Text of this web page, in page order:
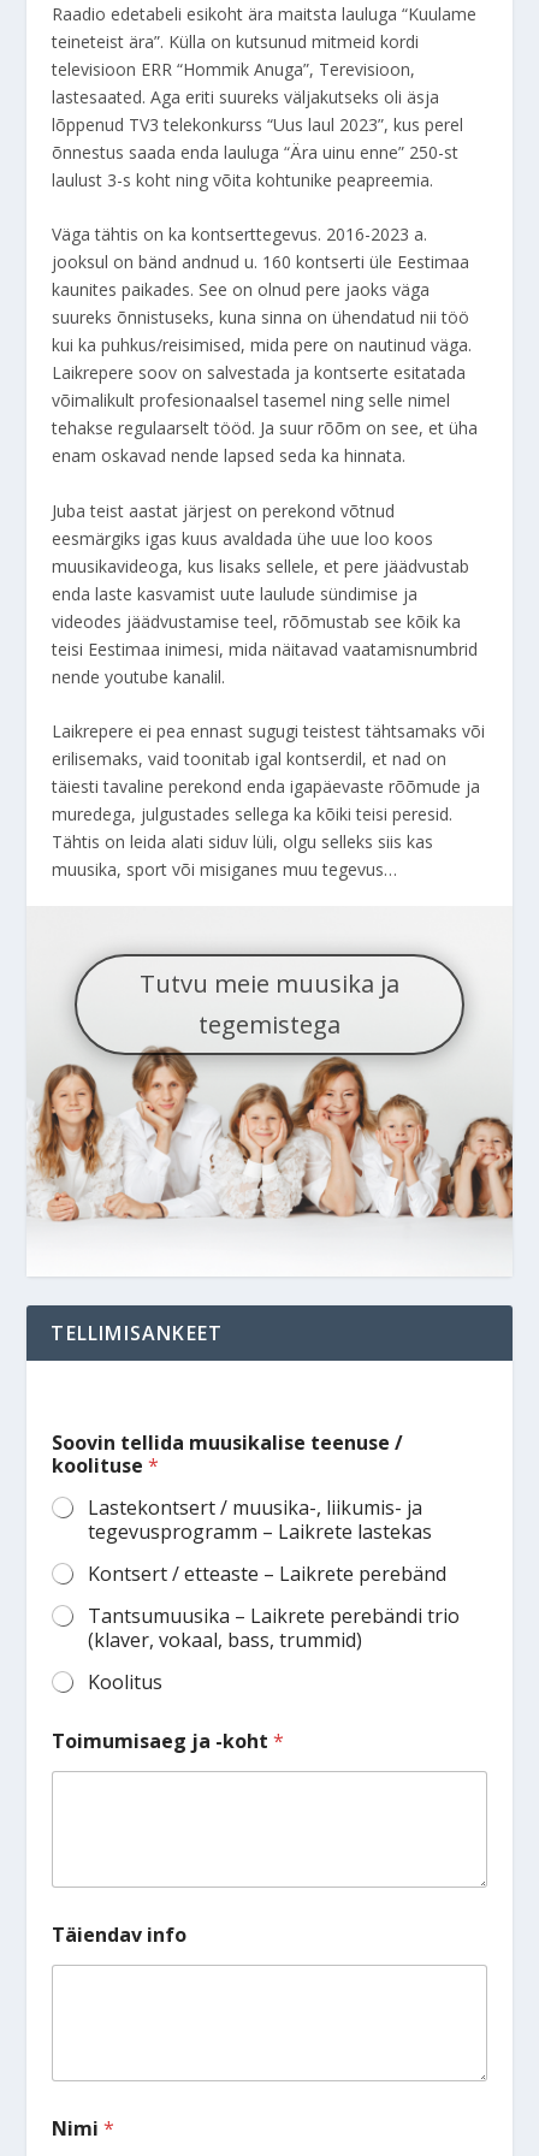
Raadio edetabeli esikoht ära maitsta lauluga “Kuulame
teineteist ära”. Külla on kutsunud mitmeid kordi
televisioon ERR “Hommik Anuga”, Terevisioon,
lastesaated. Aga eriti suureks väljakutseks oli äsja
lõppenud TV3 telekonkurss “Uus laul 2023”, kus perel
õnnestus saada enda lauluga “Ära uinu enne” 250-st
laulust 3-s koht ning võita kohtunike peapreemia.
Väga tähtis on ka kontserttegevus. 2016-2023 a.
jooksul on bänd andnud u. 160 kontserti üle Eestimaa
kaunites paikades. See on olnud pere jaoks väga
suureks õnnistuseks, kuna sinna on ühendatud nii töö
kui ka puhkus/reisimised, mida pere on nautinud väga.
Laikrepere soov on salvestada ja kontserte esitatada
võimalikult profesionaalsel tasemel ning selle nimel
tehakse regulaarselt tööd. Ja suur rõõm on see, et üha
enam oskavad nende lapsed seda ka hinnata.
Juba teist aastat järjest on perekond võtnud
eesmärgiks igas kuus avaldada ühe uue loo koos
muusikavideoga, kus lisaks sellele, et pere jäädvustab
enda laste kasvamist uute laulude sündimise ja
videodes jäädvustamise teel, rõõmustab see kõik ka
teisi Eestimaa inimesi, mida näitavad vaatamisnumbrid
nende youtube kanalil.
Laikrepere ei pea ennast sugugi teistest tähtsamaks või
erilisemaks, vaid toonitab igal kontserdil, et nad on
täiesti tavaline perekond enda igapäevaste rõõmude ja
muredega, julgustades sellega ka kõiki teisi peresid.
Tähtis on leida alati siduv lüli, olgu selleks siis kas
muusika, sport või misiganes muu tegevus…
Tutvu meie muusika ja
tegemistega
TELLIMISANKEET
Soovin tellida muusikalise teenuse /
koolituse*
Lastekontsert / muusika-, liikumis- ja
tegevusprogramm – Laikrete lastekas
Kontsert / etteaste – Laikrete perebänd
Tantsumuusika – Laikrete perebändi trio
(klaver, vokaal, bass, trummid)
Koolitus
Toimumisaeg ja -koht*
Täiendav info
Nimi*